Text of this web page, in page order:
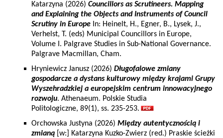
Katarzyna (2026) Councillors as Scrutineers. Mapping
and Explaining the Objects and Instruments of Council
Scrutiny in Europe In: Heinelt, H., Egner, B., Lysek, J.,
Verhelst, T. (eds) Municipal Councillors in Europe,
Volume I. Palgrave Studies in Sub-National Governance.
Palgrave Macmillan, Cham.
Hryniewicz Janusz (2026) Długofalowe zmiany
gospodarcze a dystans kulturowy między krajami Grupy
Wyszehradzkiej a europejskim centrum innowacyjnego
rozwoju. Athenaeum. Polskie Studia
Politologiczne, 89(1), ss. 235-253.
Orchowska Justyna (2026) Między autentycznością i
zmianą [w:] Katarzyna Kuzko-Zwierz (red.) Praskie ścieżki